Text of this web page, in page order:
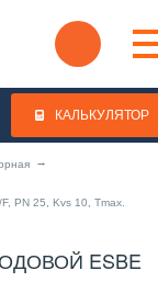
КАЛЬКУЛЯТОР
PN 25, Kvs 10, Tmax.
ESBE